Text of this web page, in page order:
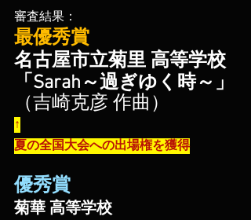
審査結果：
最優秀賞
名古屋市立菊里 高等学校
「 Sarah～過ぎゆく時～ 」
（吉崎克彦 作曲）
↑
夏の全国大会への出場権を獲得
優秀賞
菊華 高等学校